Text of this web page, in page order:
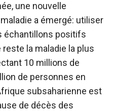
une nouvelle
a émergé: utiliser
échantillons positifs
la maladie la plus
10 millions de
de personnes en
subsaharienne est
de décès des